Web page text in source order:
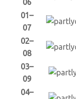
06
01–
07
02–
08
03–
09
04–